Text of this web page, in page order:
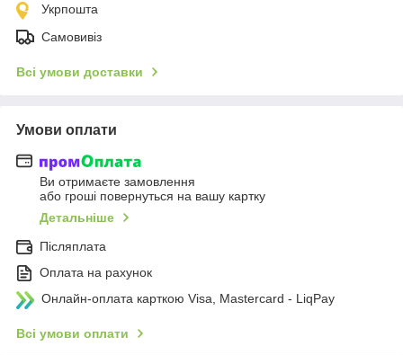
Укрпошта
Самовивіз
Всі умови доставки
Умови оплати
Ви отримаєте замовлення
або гроші повернуться на вашу картку
Детальніше
Післяплата
Оплата на рахунок
Онлайн-оплата карткою Visa, Mastercard - LiqPay
Всі умови оплати